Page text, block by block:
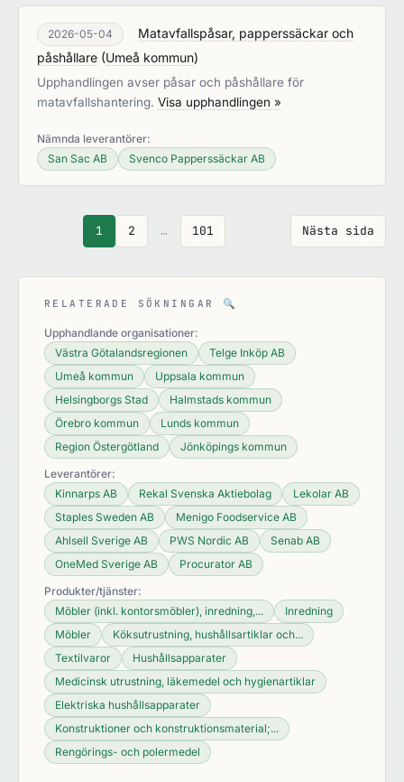
2026-05-04
Matavfallspåsar, papperssäckar och
påshållare (Umeå kommun)
Upphandlingen avser påsar och påshållare för
matavfallshantering. Visa upphandlingen »
Nämnda leverantörer:
San Sac AB
Svenco Papperssäckar AB
Nästa sida
1 2 … 101
RELATERADE SÖKNINGAR 🔍
Upphandlande organisationer:
Västra Götalandsregionen
Telge Inköp AB
Umeå kommun
Uppsala kommun
Helsingborgs Stad
Halmstads kommun
Örebro kommun
Lunds kommun
Region Östergötland
Jönköpings kommun
Leverantörer:
Kinnarps AB
Rekal Svenska Aktiebolag
Lekolar AB
Staples Sweden AB
Menigo Foodservice AB
Ahlsell Sverige AB
PWS Nordic AB
Senab AB
OneMed Sverige AB
Procurator AB
Produkter/tjänster:
Möbler (inkl. kontorsmöbler), inredning,...
Inredning
Möbler
Köksutrustning, hushållsartiklar och...
Textilvaror
Hushållsapparater
Medicinsk utrustning, läkemedel och hygienartiklar
Elektriska hushållsapparater
Konstruktioner och konstruktionsmaterial;...
Rengörings- och polermedel